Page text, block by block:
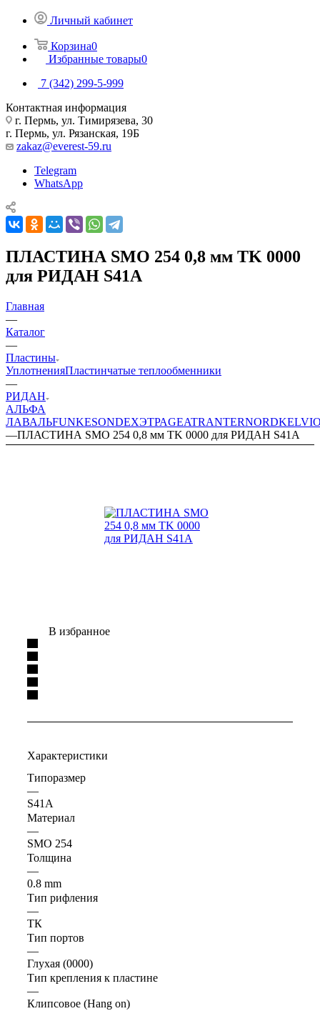
Личный кабинет
Корзина0
Избранные товары0
7 (342) 299-5-999
Контактная информация
г. Пермь, ул. Тимирязева, 30
г. Пермь, ул. Рязанская, 19Б
zakaz@everest-59.ru
Telegram
WhatsApp
ПЛАСТИНА SMO 254 0,8 мм TK 0000
для РИДАН S41A
Главная
—
Каталог
—
Пластины
УплотненияПластинчатые теплообменники
—
РИДАН
АЛЬФА
ЛАВАЛЬFUNKESONDEXЭТРАGEATRANTERNORD
—ПЛАСТИНА SMO 254 0,8 мм TK 0000 для РИДАН S41A
В избранное
Характеристики
Типоразмер
—
S41A
Материал
—
SMO 254
Толщина
—
0.8 mm
Тип рифления
—
ТК
Тип портов
—
Глухая (0000)
Тип крепления к пластине
—
Клипсовое (Hang on)